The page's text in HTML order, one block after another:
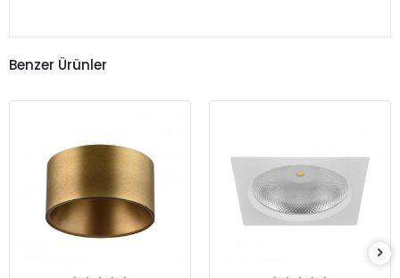
Benzer Ürünler